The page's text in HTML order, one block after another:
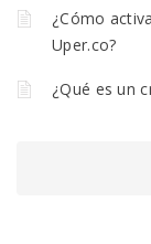
¿Cómo
Uper.co?
¿Qué es un